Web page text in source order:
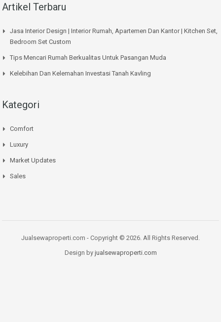
Artikel Terbaru
Jasa Interior Design | Interior Rumah, Apartemen Dan Kantor | Kitchen Set,
Bedroom Set Custom
Tips Mencari Rumah Berkualitas Untuk Pasangan Muda
Kelebihan Dan Kelemahan Investasi Tanah Kavling
Kategori
Comfort
Luxury
Market Updates
Sales
Jualsewaproperti.com - Copyright © 2026. All Rights Reserved.
Design by jualsewaproperti.com